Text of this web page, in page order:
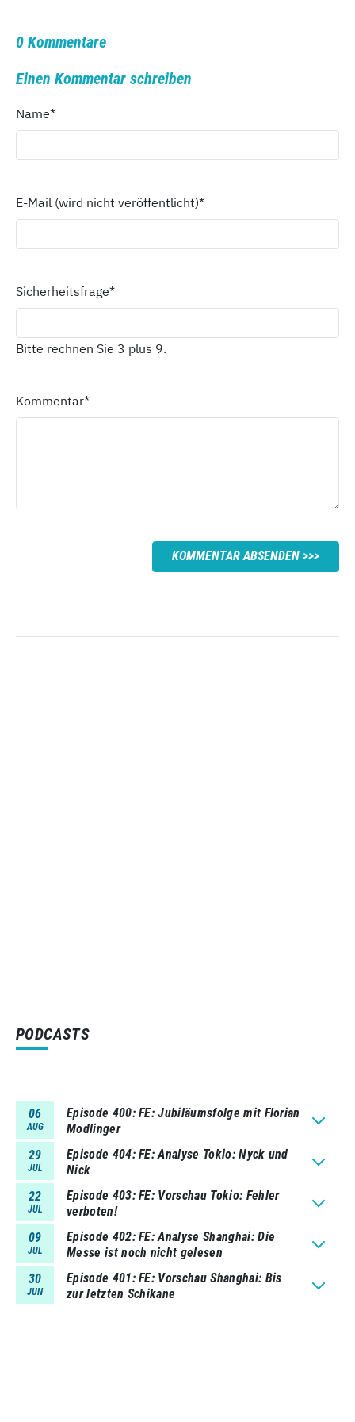
0 Kommentare
Einen Kommentar schreiben
Name*
E-Mail (wird nicht veröffentlicht)*
Sicherheitsfrage*
Bitte rechnen Sie 3 plus 9.
Kommentar*
KOMMENTAR ABSENDEN
PODCASTS
06
AUG
Episode 400 FE: Jubiläumsfolge mit Florian
Modlinger
29
JUL
Episode 404 FE: Analyse Tokio: Nyck und
Nick
22
JUL
Episode 403 FE: Vorschau Tokio: Fehler
verboten!
09
JUL
Episode 402 FE: Analyse Shanghai: Die
Messe ist noch nicht gelesen
30
JUN
Episode 401 FE: Vorschau Shanghai: Bis
zur letzten Schikane